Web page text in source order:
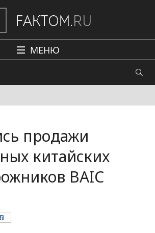
МЕНЮ
Авто
Происшествия
Редакция
продажи
китайских
BAIC